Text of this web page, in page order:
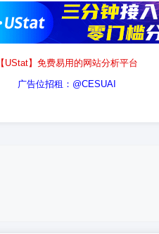
【UStat】免费易用的网站分析平台
广告位招租：@CESUAI